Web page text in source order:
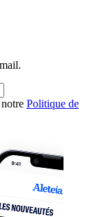
Politique de